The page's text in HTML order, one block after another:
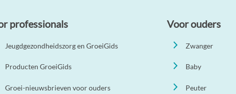
professionals
Jeugdgezondheidszorg en GroeiGids
Producten GroeiGids
Groei-nieuwsbrieven voor ouders
Voor ouders
Zwanger
Baby
Peuter